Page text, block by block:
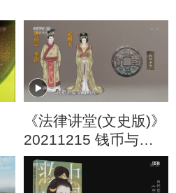
《法律讲堂(文史版)》
20211215 钱币与王
朝·武则天铸币